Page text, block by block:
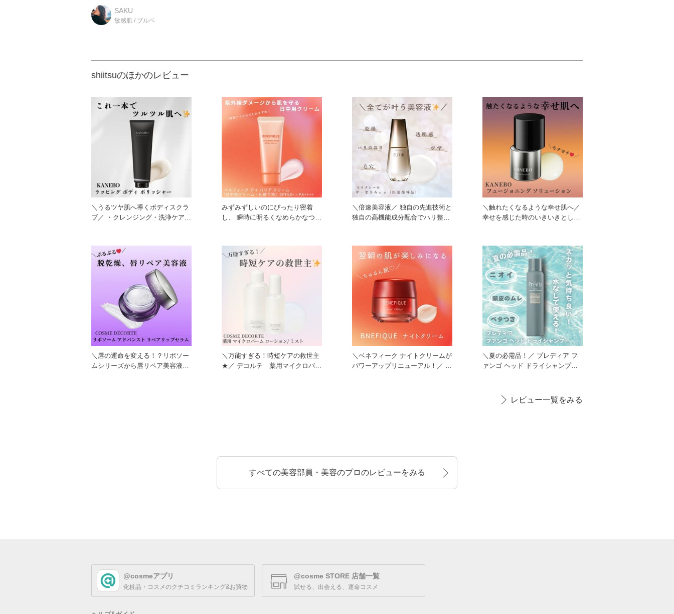
初代誕生から進化を重
SAKU
敏感肌 / ブルベ
shiitsuのほかのレビュー
＼うるツヤ肌へ導くボディスクラ
ブ／ ・クレンジング・洗浄ケア
みずみずしいのにぴったり密着
し、 瞬時に明るくなめらかなつや
＼倍速美容液／ 独自の先進技術と
独自の高機能成分配合でハリ整
＼触れたくなるような幸せ肌へ／
幸せを感じた時のいきいきとした
＼唇の運命を変える！？リポソー
ムシリーズから唇リペア美容液登
＼万能すぎる！時短ケアの救世主
★／ デコルテ 薬用マイクロバー
＼ベネフィーク ナイトクリームが
パワーアップリニューアル！／ ひ
＼夏の必需品！／ プレディア フ
ァンゴ ヘッド ドライシャンプー
レビュー一覧をみる
すべての美容部員・美容のプロのレビューをみる
@cosmeアプリ
化粧品・コスメのクチコミランキング&お買物
@cosme STORE 店舗一覧
試せる、出会える、運命コスメ